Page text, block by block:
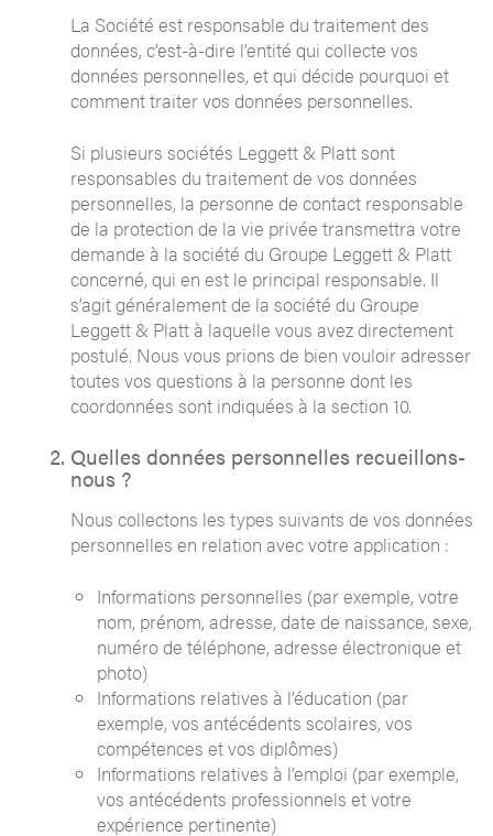
La Société est responsable du traitement des
données, c’est-à-dire l’entité qui collecte vos
données personnelles, et qui décide pourquoi et
comment traiter vos données personnelles.
Si plusieurs sociétés Leggett & Platt sont
responsables du traitement de vos données
personnelles, la personne de contact responsable
de la protection de la vie privée transmettra votre
demande à la société du Groupe Leggett & Platt
concerné, qui en est le principal responsable. Il
s’agit généralement de la société du Groupe
Leggett & Platt à laquelle vous avez directement
postulé. Nous vous prions de bien vouloir adresser
toutes vos questions à la personne dont les
coordonnées sont indiquées à la section 10.
Quelles données personnelles recueillons-
nous ?
Nous collectons les types suivants de vos données
personnelles en relation avec votre application :
Informations personnelles (par exemple, votre
nom, prénom, adresse, date de naissance, sexe,
numéro de téléphone, adresse électronique et
photo)
Informations relatives à l’éducation (par
exemple, vos antécédents scolaires, vos
compétences et vos diplômes)
Informations relatives à l’emploi (par exemple,
vos antécédents professionnels et votre
expérience pertinente)